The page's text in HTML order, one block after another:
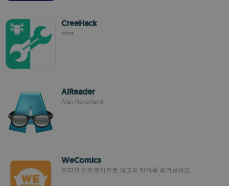
CreeHack
soza
AlReader
Alan.Neverland
WeComics
편리한 안드로이드로 최고의 만화를 즐겨보세요